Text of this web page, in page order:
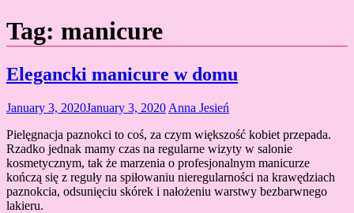
Tag: manicure
Elegancki manicure w domu
January 3, 2020January 3, 2020 Anna Jesień
Pielęgnacja paznokci to coś, za czym większość kobiet przepada.
Rzadko jednak mamy czas na regularne wizyty w salonie
kosmetycznym, tak że marzenia o profesjonalnym manicurze
kończą się z reguły na spiłowaniu nieregularności na krawędziach
paznokcia, odsunięciu skórek i nałożeniu warstwy bezbarwnego
lakieru.